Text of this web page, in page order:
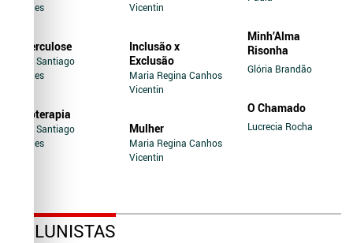
Novaes
Tuberculose
Jairo Santiago
Novaes
Soroterapia
Jairo Santiago
Novaes
Vicentin
Inclusão x
Exclusão
Maria Regina Canhos
Vicentin
Mulher
Maria Regina Canhos
Vicentin
Minh’Alma
Risonha
Glória Brandão
O Chamado
Lucrecia Rocha
COLUNISTAS